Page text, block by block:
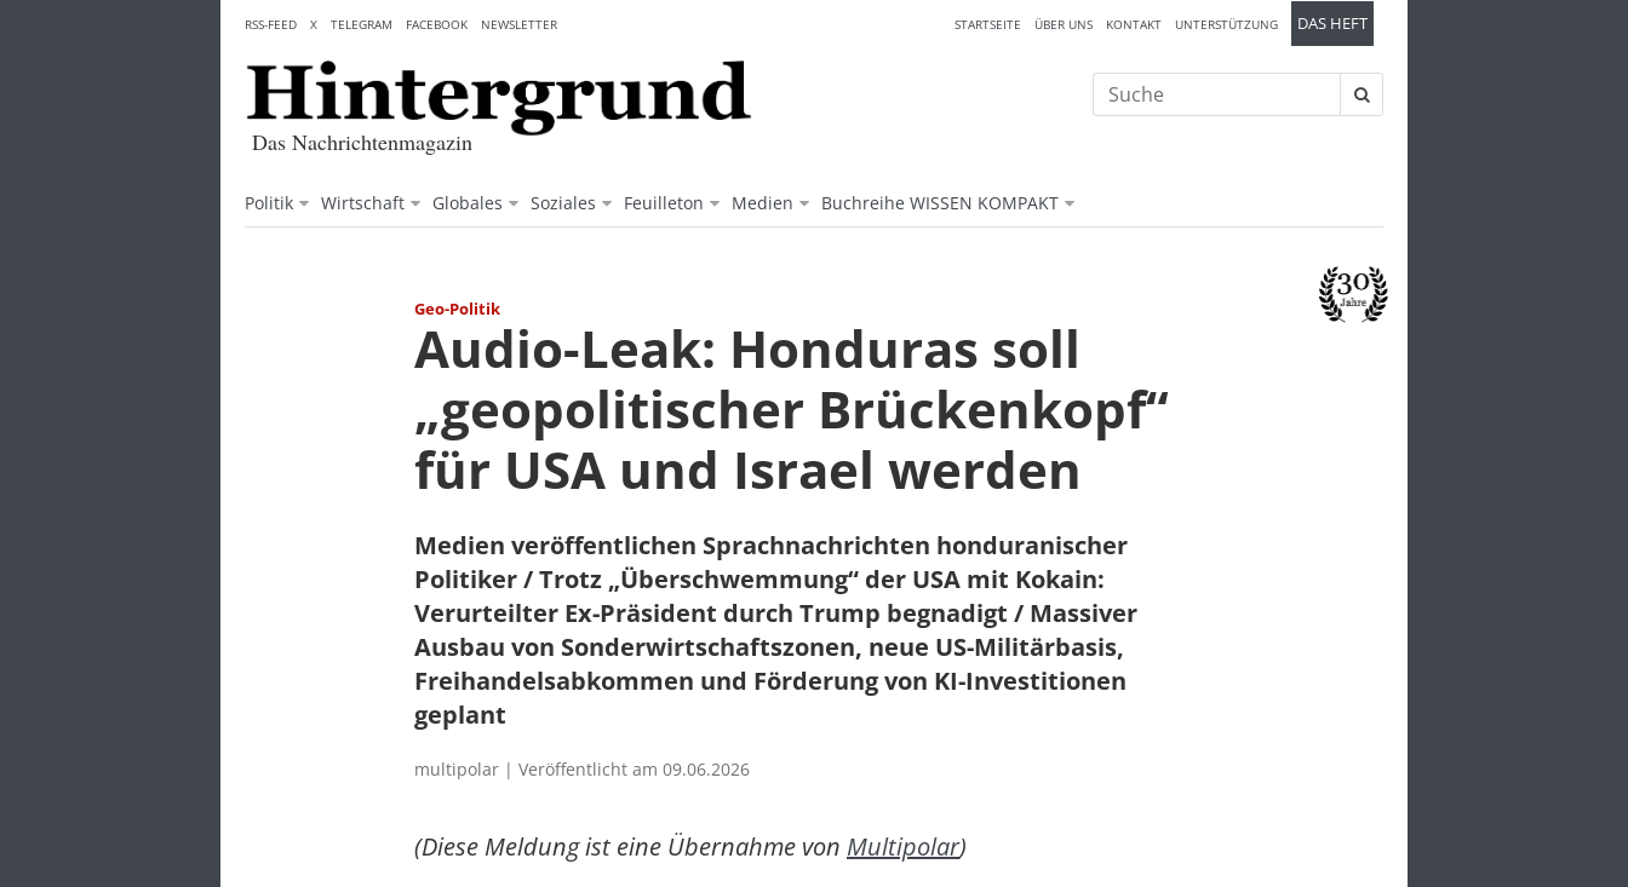
content
Das Nachrichtenmagazin
Politik Wirtschaft Globales Soziales Feuilleton Medien Buchreihe WISSEN KOMPAKT
STARTSEITE ÜBER UNS KONTAKT UNTERSTÜTZUNG DAS HEFT
RSS-FEED X TELEGRAM FACEBOOK NEWSLETTER
Suche
nach:
Geo-Politik
Audio-Leak: Honduras soll
„geopolitischer Brückenkopf“
für USA und Israel werden
Medien veröffentlichen Sprachnachrichten honduranischer
Politiker / Trotz „Überschwemmung“ der USA mit Kokain:
Verurteilter Ex-Präsident durch Trump begnadigt / Massiver
Ausbau von Sonderwirtschaftszonen, neue US-Militärbasis,
Freihandelsabkommen und Förderung von KI-Investitionen
geplant
multipolar | Veröffentlicht am 09.06.2026
(Diese Meldung ist eine Übernahme von Multipolar)